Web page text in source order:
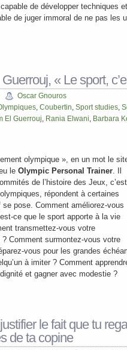
de développer techniques et
de juger immoral de ne pas les
« Le sport,
Oscar Gnouros
, Coubertin, Sport studies,
El Guerrouj, Rania Elwani, Barbara
olympique », en un mot le
le Olympic Personal Trainer. Il
de l’histoire des Jeux,
répondent à certaines
pose. Comment améliorez-vous
ce que le sport apporte à la vie
transmettez-vous votre
Comment surmontez-vous votre
vous pour les grandes
à imiter ? Comment
et gagner avec modestie ?
le fait que tu
de ta copine